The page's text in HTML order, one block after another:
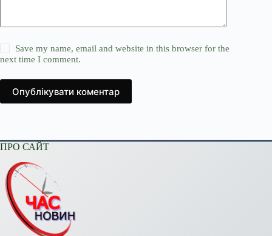
Save my name, email and website in this browser for the
next time I comment.
Опублікувати коментар
ПРО САЙТ